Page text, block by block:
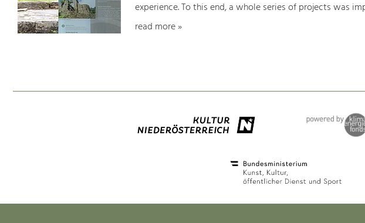
experience. To this end, a whole series of projects was
read more »